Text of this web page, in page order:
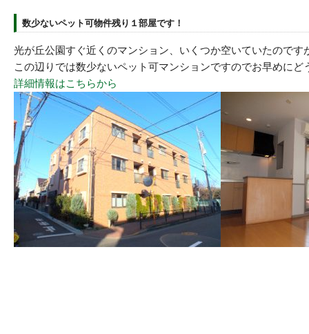
数少ないペット可物件残り１部屋です！
光が丘公園すぐ近くのマンション、いくつか空いていたので
この辺りでは数少ないペット可マンションですのでお早めにど
詳細情報はこちらから